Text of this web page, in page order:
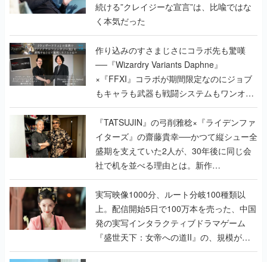
続ける”クレイジーな宣言”は、比喩ではな
く本気だった
作り込みのすさまじさにコラボ先も驚嘆
──『Wizardry Variants Daphne』
×『FFXI』コラボが期間限定なのにジョブ
もキャラも武器も戦闘システムもワンオフ
で作り込まれた理由を両ディレクターに聞
く
『TATSUJIN』の弓削雅稔×『ライデンファ
イターズ』の齋藤貴幸──かつて縦シュー全
盛期を支えていた2人が、30年後に同じ会
社で机を並べる理由とは。新作
『TATSUJIN EXTREME』で初タッグを組
んだレジェンド2人に訊く開発秘話
実写映像1000分、ルート分岐100種類以
上。配信開始5日で100万本を売った、中国
発の実写インタラクティブドラマゲーム
『盛世天下：女帝への道II』の、規模が違
うこだわりをプロデューサーに聞いた